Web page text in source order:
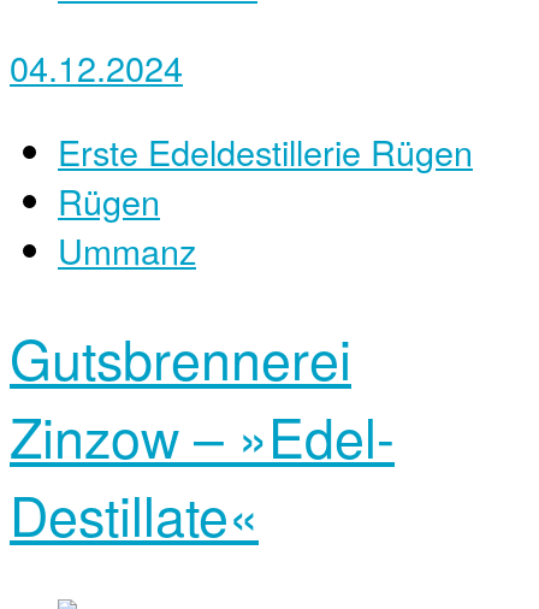
04.12.2024
Erste Edeldestillerie Rügen
Rügen
Ummanz
Gutsbrennerei
Zinzow – »Edel-
Destillate«